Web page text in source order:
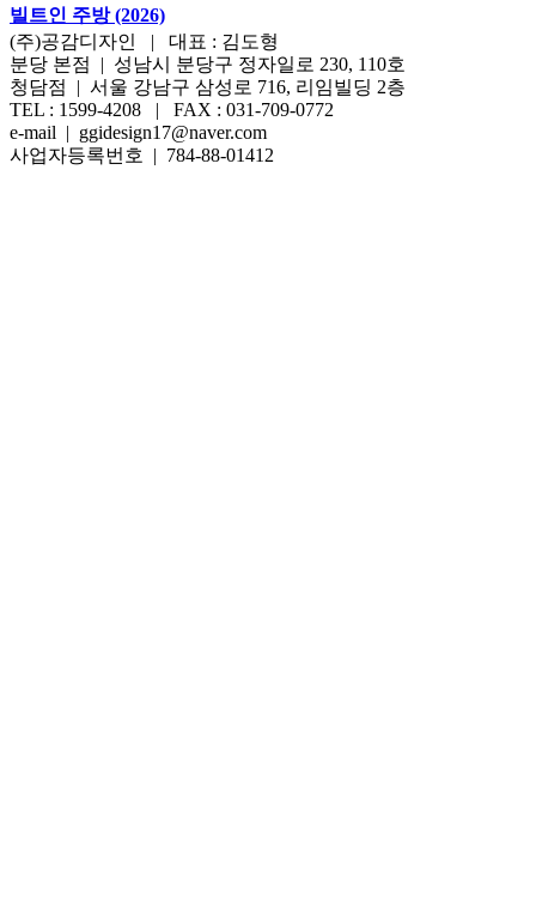
빌트인 주방 (2026)
(주)공감디자인 | 대표 : 김도형
분당 본점 | 성남시 분당구 정자일로 230, 110호
청담점 | 서울 강남구 삼성로 716, 리임빌딩 2층
TEL : 1599-4208 | FAX : 031-709-0772
e-mail | ggidesign17@naver.com
사업자등록번호 | 784-88-01412